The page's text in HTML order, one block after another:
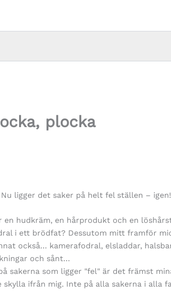
plocka
ligger det saker på helt fel ställen – igen!
en hudkräm, en hårprodukt och en
i ett brödfat? Dessutom mitt framför
också… kamerafodral, elsladdar,
och sånt…
sakerna som ligger "fel" är det främst
skylla ifrån mig. Inte på alla sakerna i alla